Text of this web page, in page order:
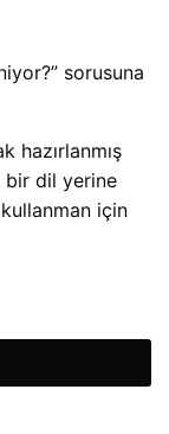
sorusuna
hazırlanmış
bir dil yerine
için